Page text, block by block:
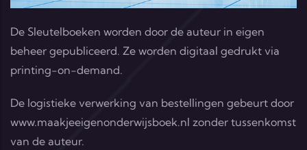
De Sleutelboeken worden door de auteur in eigen
beheer gepubliceerd. Ze worden digitaal gedrukt via
printing-on-demand.
De logistieke verwerking van bestellingen gebeurt door
www.maakjeeigenonderwijsboek.nl zonder tussenkomst
van de auteur.